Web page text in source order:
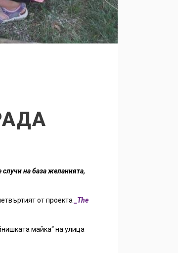
на база желанията,
от проекта
_The
майка“ на улица